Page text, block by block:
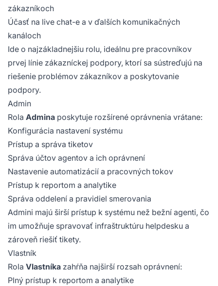
zákazníkoch
Účasť na live chat-e a v ďalších komunikačných
kanáloch
Ide o najzákladnejšiu rolu, ideálnu pre pracovníkov
prvej línie zákazníckej podpory, ktorí sa sústreďujú na
riešenie problémov zákazníkov a poskytovanie
podpory.
Admin
Rola Admina poskytuje rozšírené oprávnenia vrátane:
Konfigurácia nastavení systému
Prístup a správa tiketov
Správa účtov agentov a ich oprávnení
Nastavenie automatizácií a pracovných tokov
Prístup k reportom a analytike
Správa oddelení a pravidiel smerovania
Admini majú širší prístup k systému než bežní agenti, čo
im umožňuje spravovať infraštruktúru helpdesku a
zároveň riešiť tikety.
Vlastník
Rola Vlastníka zahŕňa najširší rozsah oprávnení:
Plný prístup k reportom a analytike